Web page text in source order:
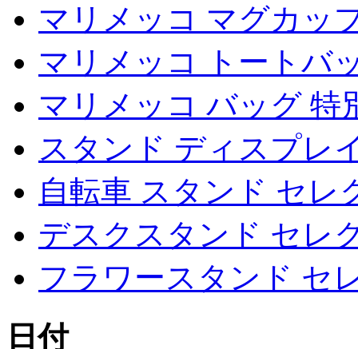
マリメッコ マグカッ
マリメッコ トートバ
マリメッコ バッグ 特
スタンド ディスプレ
自転車 スタンド セレ
デスクスタンド セレ
フラワースタンド セ
日付